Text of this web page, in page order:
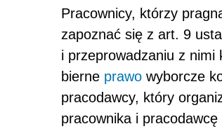
Pracownicy, którzy
zapoznać się z art. 9
i przeprowadzaniu z
bierne prawo wyborcze
pracodawcy, który
pracownika i